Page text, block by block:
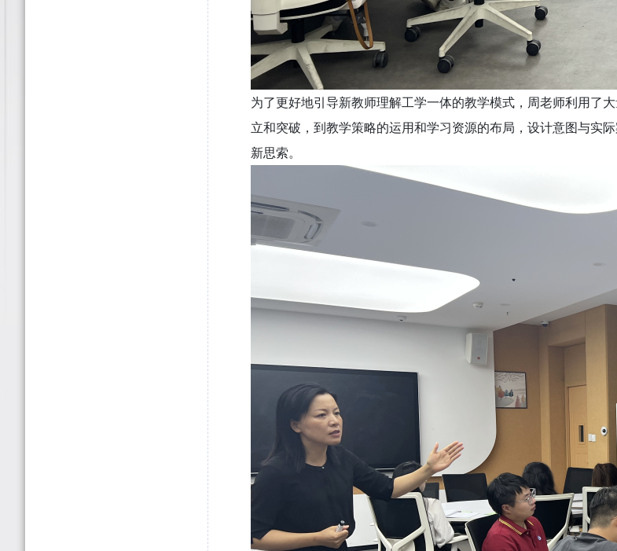
为了更好地引导新教师理解工学一体的教学模式，周老师利用了
立和突破，到教学策略的运用和学习资源的布局，设计意图与实
新思索。